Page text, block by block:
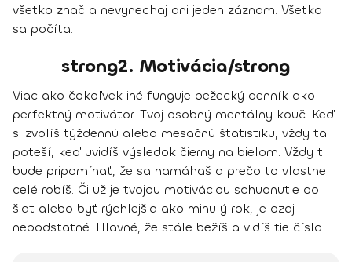
všetko znač a nevynechaj ani jeden záznam. Všetko
sa počíta.
strong2. Motivácia/strong
Viac ako čokoľvek iné funguje bežecký denník ako
perfektný motivátor. Tvoj osobný mentálny kouč. Keď
si zvolíš týždennú alebo mesačnú štatistiku, vždy ťa
poteší, keď uvidíš výsledok čierny na bielom. Vždy ti
bude pripomínať, že sa namáhaš a prečo to vlastne
celé robíš. Či už je tvojou motiváciou schudnutie do
šiat alebo byť rýchlejšia ako minulý rok, je ozaj
nepodstatné. Hlavné, že stále bežíš a vidíš tie čísla.